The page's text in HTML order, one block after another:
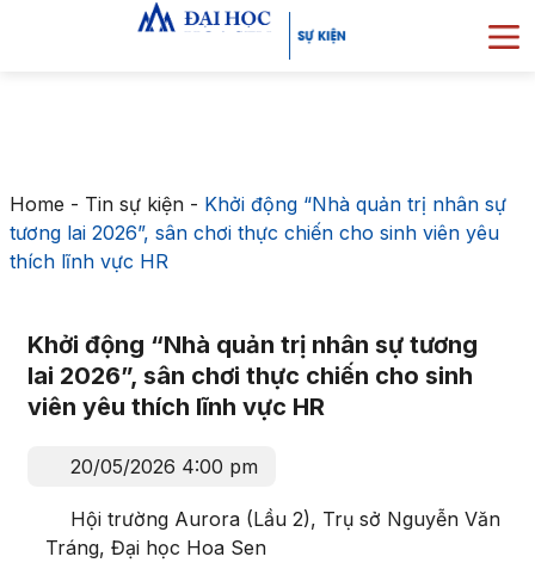
Home - Tin sự kiện- Khởi động “Nhà quản trị nhân sự
tương lai 2026”, sân chơi thực chiến cho sinh viên yêu
thích lĩnh vực HR
Khởi động “Nhà quản trị nhân sự tương
lai 2026”, sân chơi thực chiến cho sinh
viên yêu thích lĩnh vực HR
20/05/2026 4:00 pm
Hội trường Aurora (Lầu 2), Trụ sở Nguyễn Văn
Tráng, Đại học Hoa Sen